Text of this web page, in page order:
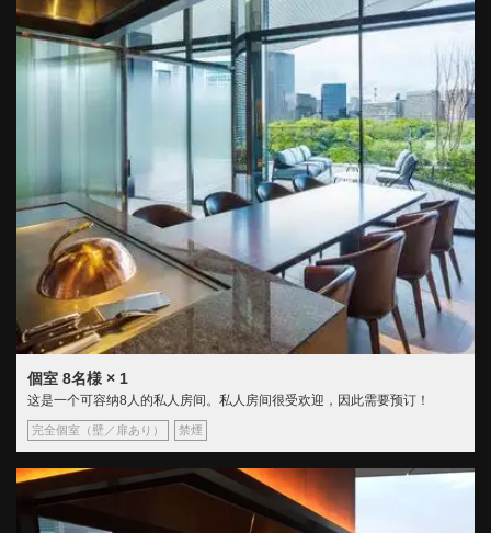
個室 8名様 × 1
这是一个可容纳8人的私人房间。私人房间很受欢迎，因此需要预订！
完全個室（壁／扉あり） 禁煙